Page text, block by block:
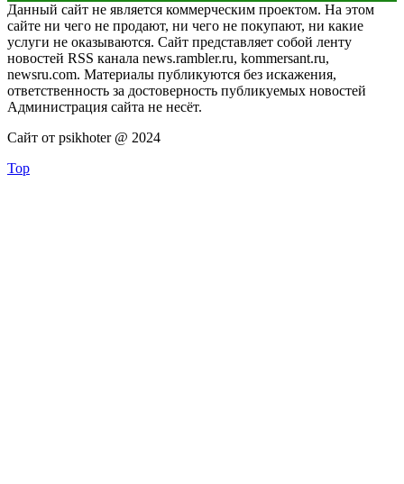
Данный сайт не является коммерческим проектом. На этом
сайте ни чего не продают, ни чего не покупают, ни какие
услуги не оказываются. Сайт представляет собой ленту
новостей RSS канала news.rambler.ru, kommersant.ru,
newsru.com. Материалы публикуются без искажения,
ответственность за достоверность публикуемых новостей
Администрация сайта не несёт.
Сайт от psikhoter @ 2024
Top